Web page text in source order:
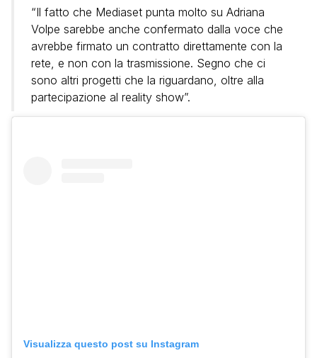
“Il fatto che Mediaset punta molto su Adriana
Volpe sarebbe anche confermato dalla voce che
avrebbe firmato un contratto direttamente con la
rete, e non con la trasmissione. Segno che ci
sono altri progetti che la riguardano, oltre alla
partecipazione al reality show”.
Visualizza questo post su Instagram